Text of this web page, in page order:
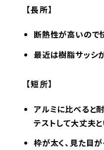
【長所】
断熱性が高いので
最近は樹脂サッシ
【短所】
アルミに比べると
テストして大丈夫
枠が太く、見た目が